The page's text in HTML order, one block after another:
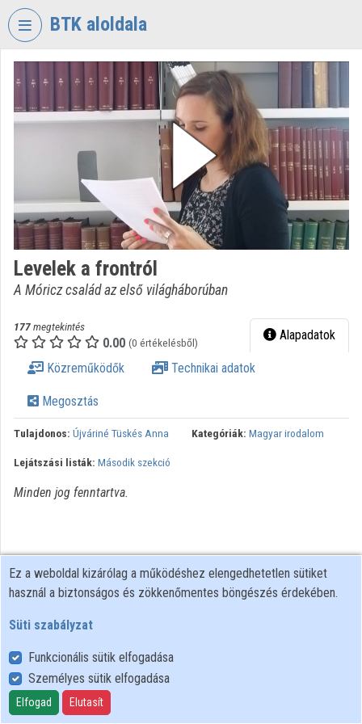
Fejléc kihagyása
BTK aloldala
BÖLCSÉSZETTUDOMÁNYI
Intézményi kezdőlap
Bejelentkezés
Intézményi felfedezés
Kategóriák
Intézmények
Közreműködők
Levelek a frontról
A Móricz család az első világháborúban
177megtekintés
0.00 (0 értékelésből) Alapadatok
Közreműködők Technikai adatok
Megosztás
Tulajdonos: Újváriné Tüskés Anna Kategóriák: Magyar irodalom
Lejátszási listák: Második szekció
Minden jog fenntartva.
Felhasználói szabályzat
Adatkezelési tájékoztató
Süti szabályzat
Ez a weboldal kizárólag a működéshez elengedhetetlen sütiket
használ a biztonságos és zökkenőmentes böngészés érdekében.
Süti szabályzat
Funkcionális sütik elfogadása
Személyes sütik elfogadása
Elfogad Elutasít